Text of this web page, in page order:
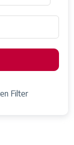
Filter